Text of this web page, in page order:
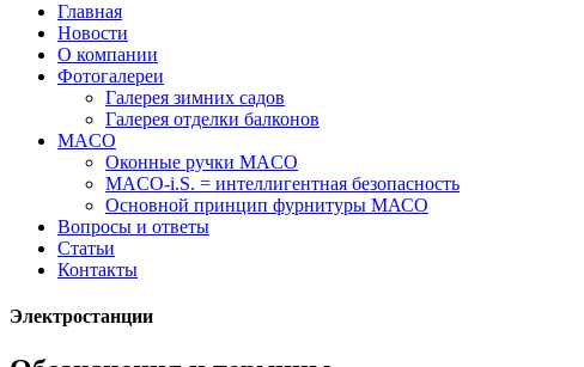
Главная
Новости
О компании
Фотогалереи
Галерея зимних садов
Галерея отделки балконов
MACO
Оконные ручки MACO
MACO-i.S. = интеллигентная безопасность
Основной принцип фурнитуры МАСО
Вопросы и ответы
Статьи
Контакты
Электростанции